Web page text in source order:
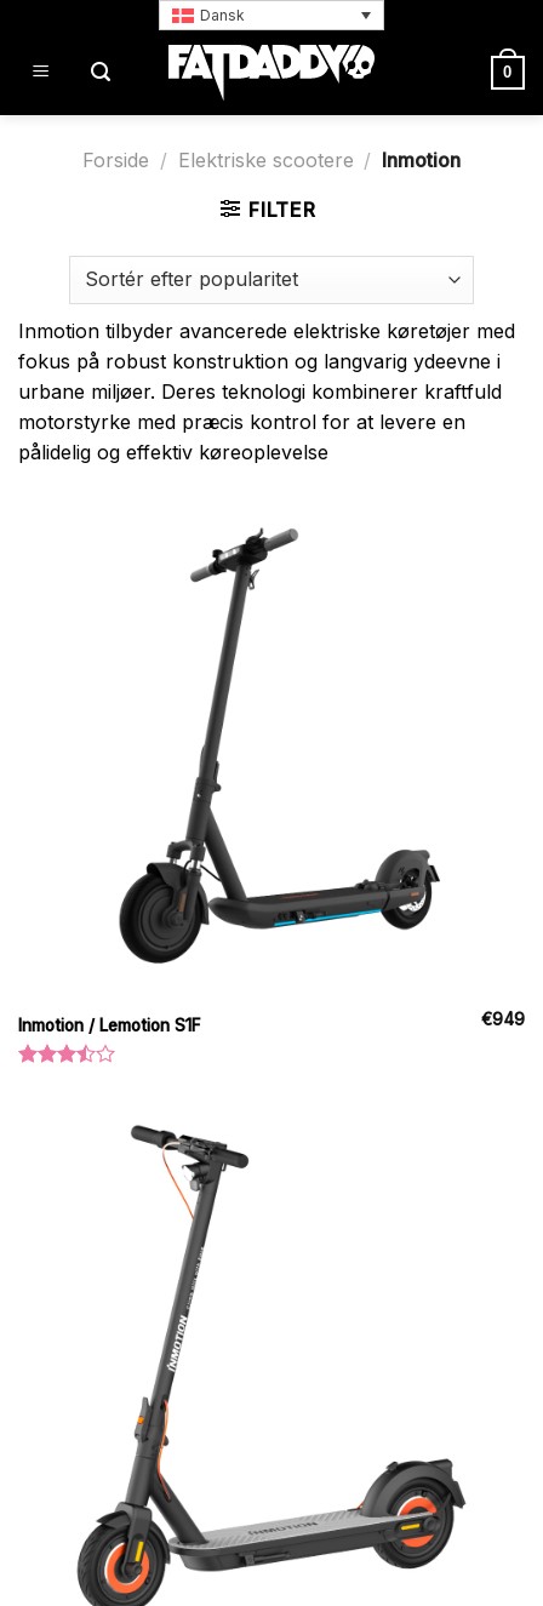
indhold
Dansk
0
Forside / Elektriske scootere / Inmotion
FILTER
Inmotion tilbyder avancerede elektriske køretøjer med
fokus på robust konstruktion og langvarig ydeevne i
urbane miljøer. Deres teknologi kombinerer kraftfuld
motorstyrke med præcis kontrol for at levere en
pålidelig og effektiv køreoplevelse
Inmotion / Lemotion S1F €949